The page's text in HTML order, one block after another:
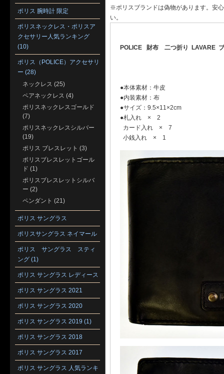
※ポリスブランドは偽物があります。安
い。
POLICE 財布 二つ折り LAVARE
●本体素材：牛皮
●内装素材：布
●サイズ：9.5×11×2cm
●札入れ × 2
カード入れ × 7
小銭入れ × 1
ポリス 腕時計 限定
ポリスネックレス・ポリスア
クセサリー人気ランキング
(10)
ポリス（POLICE）アクセサリ
ー (28)
ネックレス (25)
ペアネックレス (4)
ポリスネックレスゴールド
(7)
ポリスネックレスシルバー
(19)
ポリス ブレスレット (3)
ポリスブレスレットゴール
ド (1)
ポリスブレスレットシルバ
ー (2)
ペンダント (21)
ポリス サングラス
ポリスサングラス ネイマール
ポリス サングラス スティ
ング (1)
ポリス サングラス レディース
ポリス サングラス 2021
ポリス サングラス 2020
ポリス サングラス 2019 (1)
ポリス サングラス 2018
ポリス サングラス 2017
ポリス サングラス 人気ランキ